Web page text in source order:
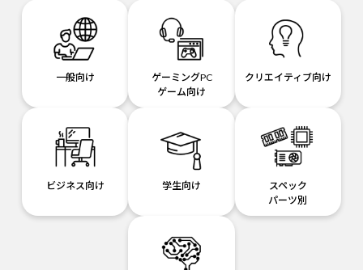
一般向け
ゲーミングPC
ゲーム向け
クリエイティブ向け
ビジネス向け 学生向け
スペック
パーツ別